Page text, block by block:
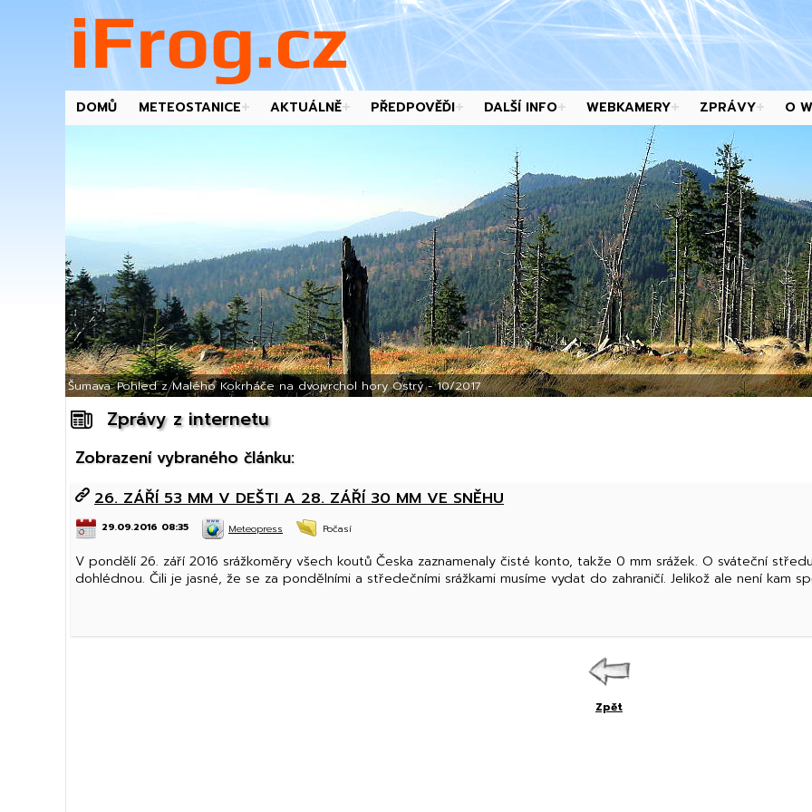
DOMŮ METEOSTANICE AKTUÁLNĚ PŘEDPOVĚĎI DALŠÍ INFO WEBKAMERY ZPRÁVY O
Šumava: Pohled z Malého Kokrháče na dvojvrchol hory Ostrý - 10/2017
Zprávy z internetu
Zobrazení vybraného článku:
26. ZÁŘÍ 53 MM V DEŠTI A 28. ZÁŘÍ 30 MM VE SNĚHU
29.09.2016 08:35 Meteopress Počasí
V pondělí 26. září 2016 srážkoměry všech koutů Česka zaznamenaly čisté konto, takže 0 mm srážek. O sváteční
dohlédnou. Čili je jasné, že se za pondělními a středečními srážkami musíme vydat do zahraničí. Jelikož ale není kam
Zpět